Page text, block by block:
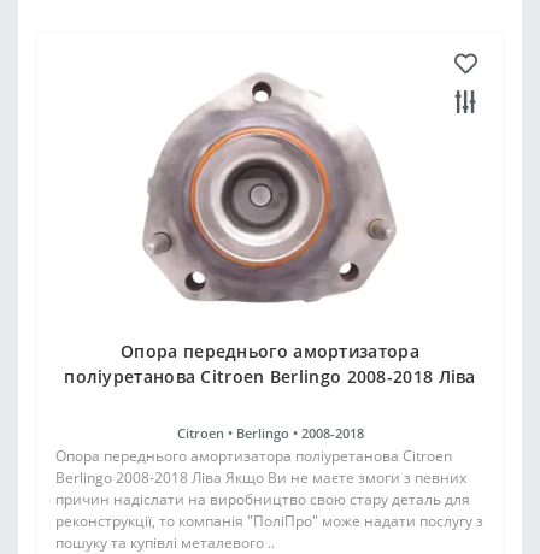
Опора переднього амортизатора
поліуретанова Citroen Berlingo 2008-2018 Ліва
Citroen • Berlingo • 2008-2018
Опора переднього амортизатора поліуретанова Citroen
Berlingo 2008-2018 Ліва Якщо Ви не маєте змоги з певних
причин надіслати на виробництво свою стару деталь для
реконструкції, то компанія "ПоліПро" може надати послугу з
пошуку та купівлі металевого ..